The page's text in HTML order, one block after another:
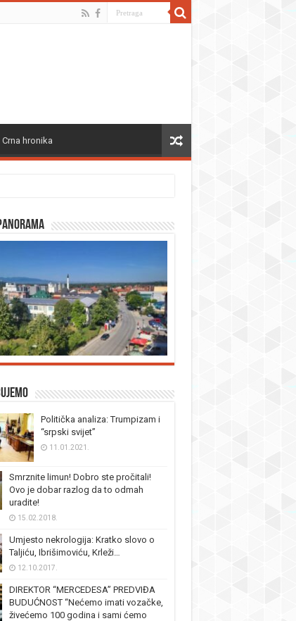
Crna hronika
Politička analiza: Trumpizam i
“srpski svijet”
11.01.2021.
Smrznite limun! Dobro ste pročitali!
Ovo je dobar razlog da to odmah
uradite!
15.02.2018.
Umjesto nekrologija: Kratko slovo o
Taljiću, Ibrišimoviću, Krleži…
12.10.2017.
DIREKTOR “MERCEDESA” PREDVIĐA
BUDUĆNOST “Nećemo imati vozačke,
živećemo 100 godina i sami ćemo